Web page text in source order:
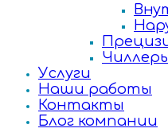
Услуги
Наши работы
Контакты
Блог компании